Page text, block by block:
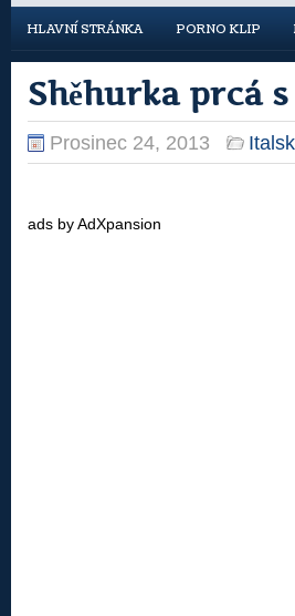
HLAVNÍ STRÁNKA PORNO KLIP
Shěhurka prcá
Prosinec 24, 2013
ads by AdXpansion